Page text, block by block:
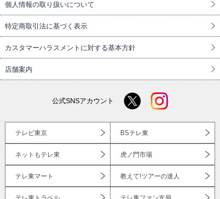
個人情報の取り扱いについて
特定商取引法に基づく表示
カスタマーハラスメントに対する基本方針
店舗案内
公式SNSアカウント
テレビ東京 BSテレ東
ネットもテレ東 虎ノ門市場
テレ東マート 教えて!ツアーの達人